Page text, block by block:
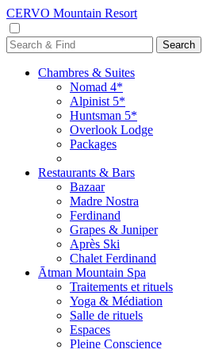
CERVO Mountain Resort
Chambres & Suites
Nomad 4*
Alpinist 5*
Huntsman 5*
Overlook Lodge
Packages
Restaurants & Bars
Bazaar
Madre Nostra
Ferdinand
Grapes & Juniper
Après Ski
Chalet Ferdinand
Ātman Mountain Spa
Traitements et rituels
Yoga & Médiation
Salle de rituels
Espaces
Pleine Conscience